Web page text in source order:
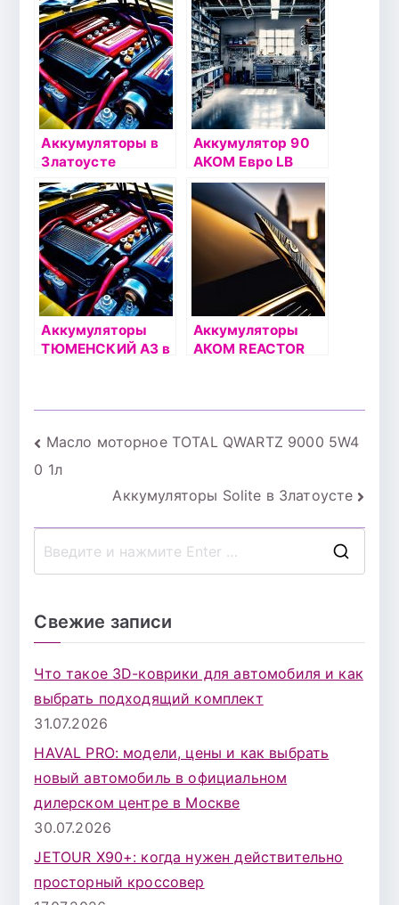
п
Аккумуляторы в
Златоусте
Аккумулятор 90
АКОМ Евро LB
Аккумуляторы
ТЮМЕНСКИЙ АЗ в
Аккумуляторы
АКОМ REACTOR
Навигация
по
записям
Масло моторное TOTAL QWARTZ 9000 5W4
0 1л
Аккумуляторы Solite в Златоусте
Свежие записи
Что такое 3D-коврики для автомобиля и как
выбрать подходящий комплект
31.07.2026
HAVAL PRO: модели, цены и как выбрать
новый автомобиль в официальном
дилерском центре в Москве
30.07.2026
JETOUR X90+: когда нужен действительно
просторный кроссовер